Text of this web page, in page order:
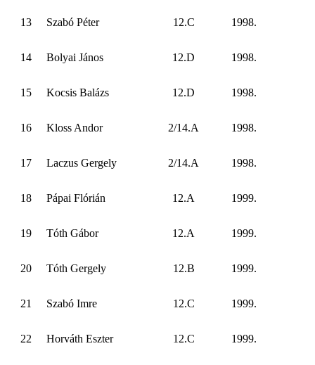
13 Szabó Péter 12.C 1998.
14 Bolyai János 12.D 1998.
15 Kocsis Balázs 12.D 1998.
16 Kloss Andor 2/14.A 1998.
17 Laczus Gergely 2/14.A 1998.
18 Pápai Flórián 12.A 1999.
19 Tóth Gábor 12.A 1999.
20 Tóth Gergely 12.B 1999.
21 Szabó Imre 12.C 1999.
22 Horváth Eszter 12.C 1999.